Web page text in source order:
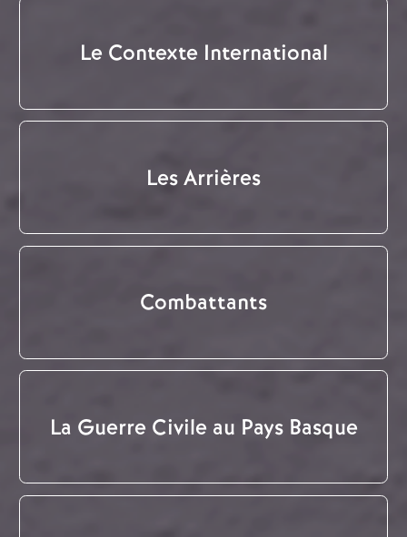
Le Contexte International
Les Arrières
Combattants
La Guerre Civile au Pays Basque